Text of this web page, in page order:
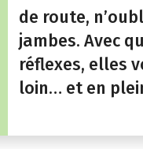
de route,
jambes. Avec
réflexes, elles
loin… et en